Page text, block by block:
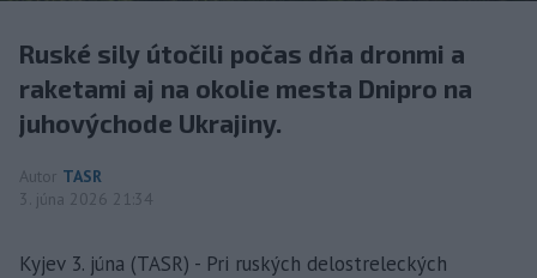
Ruské sily útočili počas dňa dronmi a
raketami aj na okolie mesta Dnipro na
juhovýchode Ukrajiny.
Autor TASR
3. júna 2026 21:34
Kyjev 3. júna (TASR) - Pri ruských delostreleckých